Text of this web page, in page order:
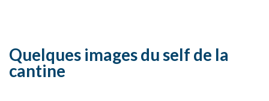
Quelques images du self de la
cantine